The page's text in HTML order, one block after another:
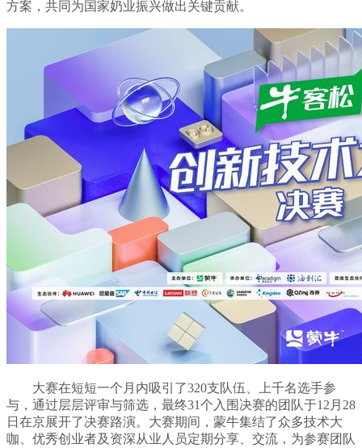
方案，共同为国家奶业振兴做出关键贡献。
大赛在短短一个月内吸引了320支队伍、上千名选手参
与，通过层层评审与筛选，最终31个入围决赛的团队于12月28
日在京展开了决赛路演。大赛期间，蒙牛集结了众多技术大
咖、优秀创业者及资深从业人员定期分享、交流，为参赛团队